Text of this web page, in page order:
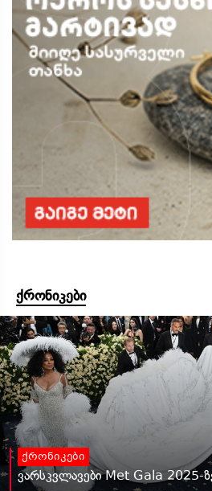
ქრონიკები
ქრონიკები
ვარსკვლავები Met Gala 2025-